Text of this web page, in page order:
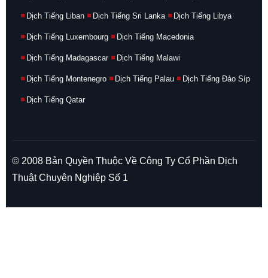
Dịch Tiếng Liban Dịch Tiếng Sri Lanka Dịch Tiếng Libya
Dịch Tiếng Luxembourg Dịch Tiếng Macedonia
Dịch Tiếng Madagascar Dịch Tiếng Malawi
Dịch Tiếng Montenegro Dịch Tiếng Palau Dịch Tiếng Đảo Síp
Dịch Tiếng Qatar
© 2008 Bản Quyền Thuộc Về Công Ty Cổ Phần Dịch
Thuật Chuyên Nghiệp Số 1